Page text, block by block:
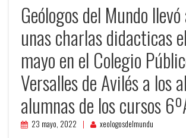
Geólogos del Mundo
unas charlas didacticas
mayo en el Colegio
Versalles de Avilés a los
alumnas de los cursos
23 mayo, 2022 xeologosdelmundu